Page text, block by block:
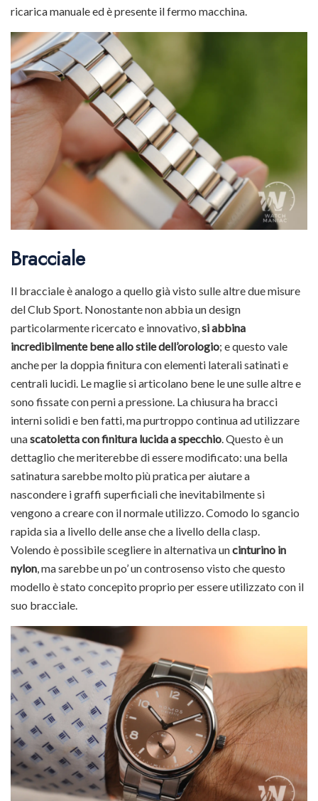
ricarica manuale ed è presente il fermo macchina.
Bracciale
Il bracciale è analogo a quello già visto sulle altre due misure
del Club Sport. Nonostante non abbia un design
particolarmente ricercato e innovativo, si abbina
incredibilmente bene allo stile dell’orologio; e questo vale
anche per la doppia finitura con elementi laterali satinati e
centrali lucidi. Le maglie si articolano bene le une sulle altre e
sono fissate con perni a pressione. La chiusura ha bracci
interni solidi e ben fatti, ma purtroppo continua ad utilizzare
unascatoletta con finitura lucida a specchio . Questo è un
dettaglio che meriterebbe di essere modificato: una bella
satinatura sarebbe molto più pratica per aiutare a
nascondere i graffi superficiali che inevitabilmente si
vengono a creare con il normale utilizzo. Comodo lo sgancio
rapida sia a livello delle anse che a livello della clasp.
Volendo è possibile scegliere in alternativa uncinturino in
nylon , ma sarebbe un po’ un controsenso visto che questo
modello è stato concepito proprio per essere utilizzato con il
suo bracciale.